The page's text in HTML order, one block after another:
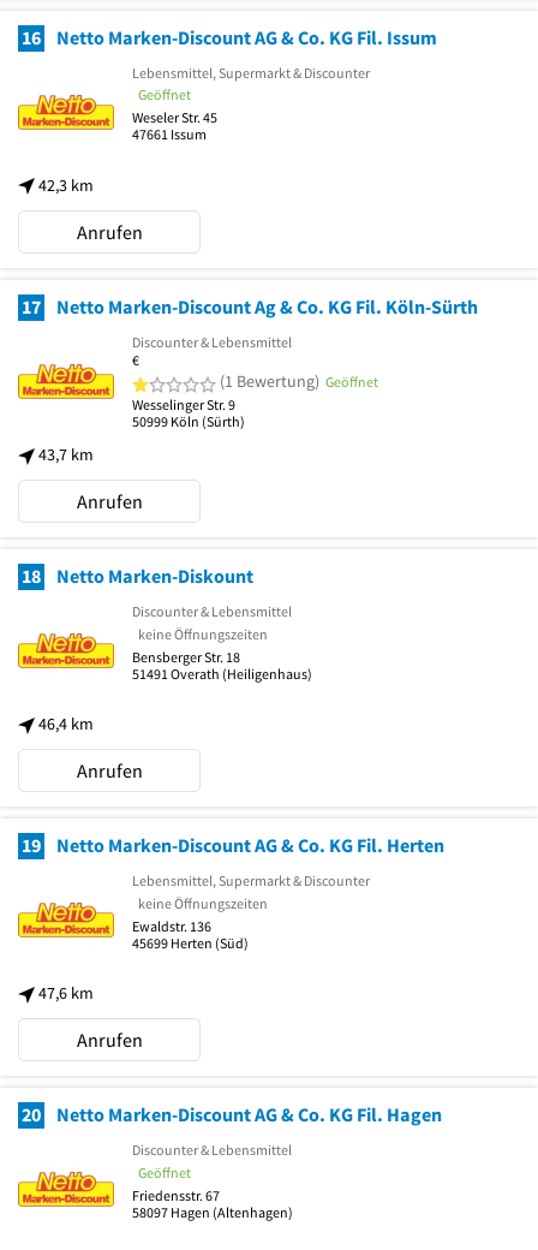
16 Netto Marken-Discount AG & Co. KG Fil. Issum
42,3 km
Lebensmittel, Supermarkt & Discounter
Geöffnet
Weseler Str. 45
47661 Issum
Anrufen
17 Netto Marken-Discount Ag & Co. KG Fil. Köln-Sürth
43,7 km
Discounter & Lebensmittel
€
1 von 5 Sternen
(1 Bewertung) Geöffnet
Wesselinger Str. 9
50999 Köln (Sürth)
Anrufen
18 Netto Marken-Diskount
46,4 km
Discounter & Lebensmittel
keine Öffnungszeiten
Bensberger Str. 18
51491 Overath (Heiligenhaus)
Anrufen
19 Netto Marken-Discount AG & Co. KG Fil. Herten
47,6 km
Lebensmittel, Supermarkt & Discounter
keine Öffnungszeiten
Ewaldstr. 136
45699 Herten (Süd)
Anrufen
20 Netto Marken-Discount AG & Co. KG Fil. Hagen
Discounter & Lebensmittel
Geöffnet
Friedensstr. 67
58097 Hagen (Altenhagen)